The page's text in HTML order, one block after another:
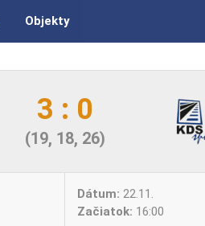
Objekty
3 : 0
(19, 18, 26)
Dátum: 22.11.
Začiatok: 16:00